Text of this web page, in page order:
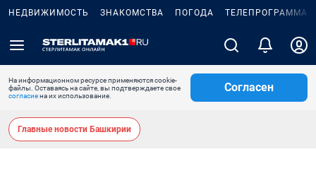
НЕДВИЖИМОСТЬ ЗНАКОМСТВА ПОГОДА ТЕЛЕПРОГРАММА
На информационном ресурсе применяются cookie-
файлы. Оставаясь на сайте, вы подтверждаете свое
согласиена их использование.
Согласен
Главные новости Башкирии